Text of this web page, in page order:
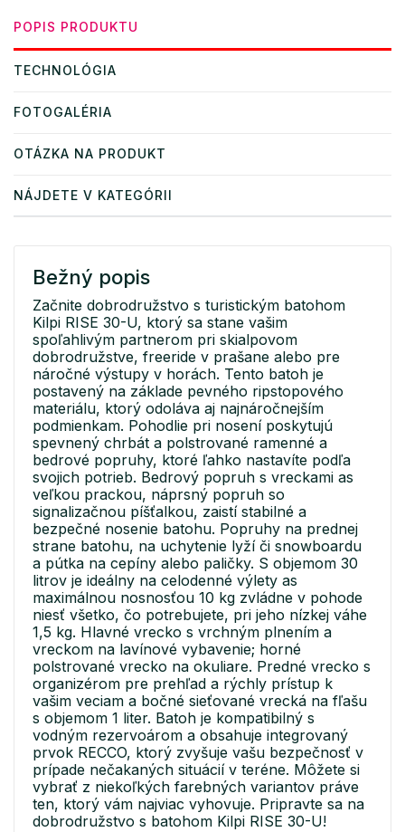
POPIS PRODUKTU
TECHNOLÓGIA
FOTOGALÉRIA
OTÁZKA NA PRODUKT
NÁJDETE V KATEGÓRII
Bežný popis
Začnite dobrodružstvo s turistickým batohom
Kilpi RISE 30-U, ktorý sa stane vašim
spoľahlivým partnerom pri skialpovom
dobrodružstve, freeride v prašane alebo pre
náročné výstupy v horách. Tento batoh je
postavený na základe pevného ripstopového
materiálu, ktorý odoláva aj najnáročnejším
podmienkam. Pohodlie pri nosení poskytujú
spevnený chrbát a polstrované ramenné a
bedrové popruhy, ktoré ľahko nastavíte podľa
svojich potrieb. Bedrový popruh s vreckami as
veľkou prackou, náprsný popruh so
signalizačnou píšťalkou, zaistí stabilné a
bezpečné nosenie batohu. Popruhy na prednej
strane batohu, na uchytenie lyží či snowboardu
a pútka na cepíny alebo paličky. S objemom 30
litrov je ideálny na celodenné výlety as
maximálnou nosnosťou 10 kg zvládne v pohode
niesť všetko, čo potrebujete, pri jeho nízkej váhe
1,5 kg. Hlavné vrecko s vrchným plnením a
vreckom na lavínové vybavenie; horné
polstrované vrecko na okuliare. Predné vrecko s
organizérom pre prehľad a rýchly prístup k
vašim veciam a bočné sieťované vrecká na fľašu
s objemom 1 liter. Batoh je kompatibilný s
vodným rezervoárom a obsahuje integrovaný
prvok RECCO, ktorý zvyšuje vašu bezpečnosť v
prípade nečakaných situácií v teréne. Môžete si
vybrať z niekoľkých farebných variantov práve
ten, ktorý vám najviac vyhovuje. Pripravte sa na
dobrodružstvo s batohom Kilpi RISE 30-U!